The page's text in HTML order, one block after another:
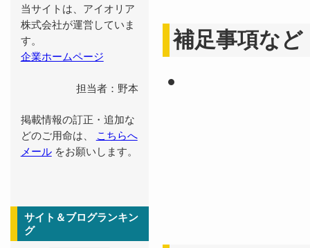
補足事項など
当サイトは、アイオリア
株式会社が運営していま
す。
企業ホームページ
担当者：野本
掲載情報の訂正・追加な
どのご用命は、
こちらへ
メールをお願いします。
サイト＆ブログランキン
グ